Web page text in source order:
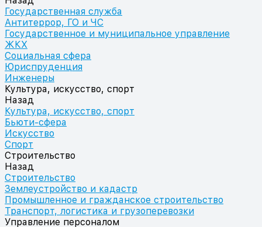
Государственная служба
Антитеррор, ГО и ЧС
Государственное и муниципальное управление
ЖКХ
Социальная сфера
Юриспруденция
Инженеры
Культура, искусство, спорт
Назад
Культура, искусство, спорт
Бьюти-сфера
Искусство
Спорт
Строительство
Назад
Строительство
Землеустройство и кадастр
Промышленное и гражданское строительство
Транспорт, логистика и грузоперевозки
Управление персоналом